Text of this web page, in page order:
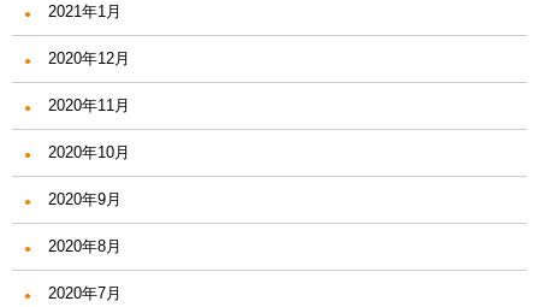
2021年1月
2020年12月
2020年11月
2020年10月
2020年9月
2020年8月
2020年7月